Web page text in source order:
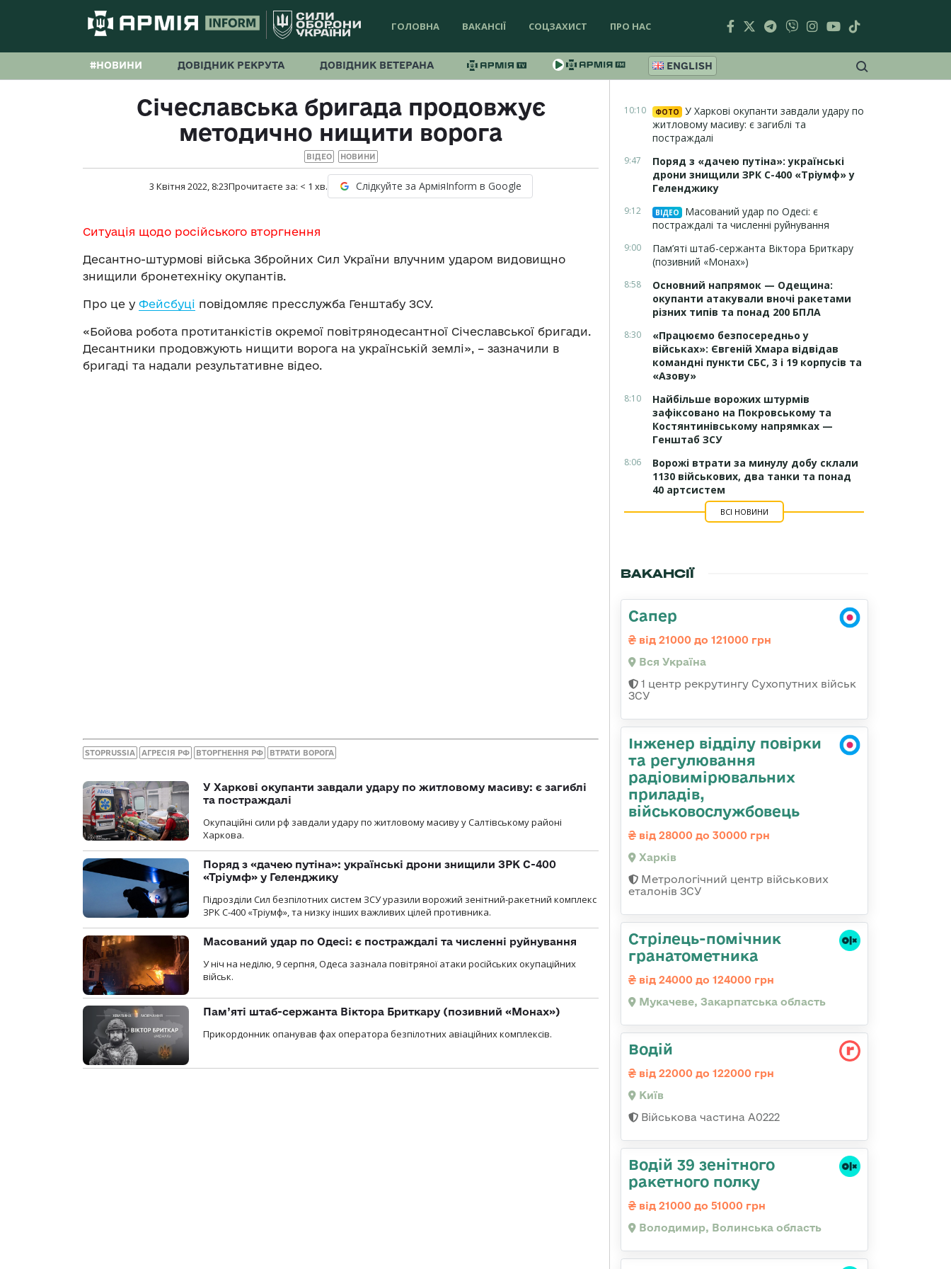
ГОЛОВНА ВАКАНСІЇ СОЦЗАХИСТ ПРО НАС
#НОВИНИ ДОВІДНИК РЕКРУТА ДОВІДНИК ВЕТЕРАНА ENGLISH
Січеславська бригада продовжує
методично нищити ворога
ВІДЕО НОВИНИ
3 Квітня 2022, 8:23Прочитаєте за: < 1 хв. Слідкуйте за АрміяInform в Google
Ситуація щодо російського вторгнення
Десантно-штурмові війська Збройних Сил України влучним ударом видовищно
знищили бронетехніку окупантів.
Про це у Фейсбуці повідомляє пресслужба Генштабу ЗСУ.
«Бойова робота протитанкістів окремої повітрянодесантної Січеславської бригади.
Десантники продовжують нищити ворога на українській землі», – зазначили в
бригаді та надали результативне відео.
STOPRUSSIA АГРЕСІЯ РФ ВТОРГНЕННЯ РФ ВТРАТИ ВОРОГА
У Харкові окупанти завдали удару по житловому масиву: є загиблі
та постраждалі
Окупаційні сили рф завдали удару по житловому масиву у Салтівському районі
Харкова.
Поряд з «дачею путіна»: українські дрони знищили ЗРК С-400
«Тріумф» у Геленджику
Підрозділи Сил безпілотних систем ЗСУ уразили ворожий зенітний-ракетний комплекс
ЗРК С-400 «Тріумф», та низку інших важливих цілей противника.
Масований удар по Одесі: є постраждалі та численні руйнування
У ніч на неділю, 9 серпня, Одеса зазнала повітряної атаки російських окупаційних
військ.
Пам’яті штаб-сержанта Віктора Бриткару (позивний «Монах»)
Прикордонник опанував фах оператора безпілотних авіаційних комплексів.
10:10 ФОТО
У Харкові окупанти завдали удару по
житловому масиву: є загиблі та
постраждалі
9:47
Поряд з «дачею путіна»: українські
дрони знищили ЗРК С-400 «Тріумф» у
Геленджику
9:12 ВІДЕО
Масований удар по Одесі: є
постраждалі та численні руйнування
9:00
Пам’яті штаб-сержанта Віктора Бриткару
(позивний «Монах»)
8:58
Основний напрямок — Одещина:
окупанти атакували вночі ракетами
різних типів та понад 200 БПЛА
8:30
«Працюємо безпосередньо у
військах»: Євгеній Хмара відвідав
командні пункти СБС, 3 і 19 корпусів та
«Азову»
8:10
Найбільше ворожих штурмів
зафіксовано на Покровському та
Костянтинівському напрямках —
Генштаб ЗСУ
8:06
Ворожі втрати за минулу добу склали
1130 військових, два танки та понад
40 артсистем
ВСІ НОВИНИ
ВАКАНСІЇ
Сапер
від 21000 до 121000 грн
Вся Україна
1 центр рекрутингу Сухопутних військ
ЗСУ
Інженер відділу повірки
та регулювання
радіовимірювальних
приладів,
військовослужбовець
від 28000 до 30000 грн
Харків
Метрологічний центр військових
еталонів ЗСУ
Стрілець-помічник
гранатометника
від 24000 до 124000 грн
Мукачеве, Закарпатська область
Водій
від 22000 до 122000 грн
Київ
Військова частина А0222
Водій 39 зенітного
ракетного полку
від 21000 до 51000 грн
Володимир, Волинська область